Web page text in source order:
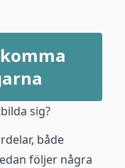
sig?
både
följer några